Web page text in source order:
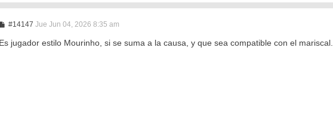
#14147M
n
Jue Jun 04, 2026 8:35 am
Es jugador estilo Mourinho, si se suma a la causa, y que sea compatible con el mariscal.